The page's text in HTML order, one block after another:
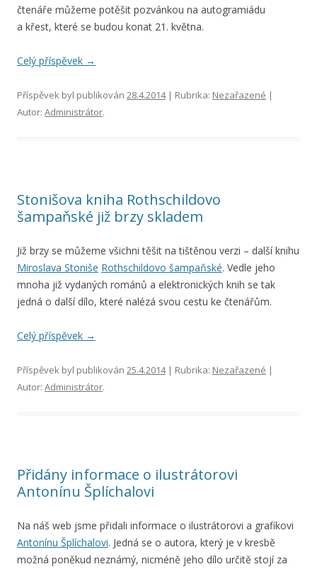
čtenáře můžeme potěšit pozvánkou na autogramiádu
a křest, které se budou konat 21. května.
Celý příspěvek →
Příspěvek byl publikován 28.4.2014| Rubrika: Nezařazené |
Autor: Administrátor.
Stonišova kniha Rothschildovo
šampaňské již brzy skladem
Již brzy se můžeme všichni těšit na tištěnou verzi – další knihu
Miroslava Stoniše Rothschildovo šampaňské. Vedle jeho
mnoha již vydaných románů a elektronických knih se tak
jedná o další dílo, které nalézá svou cestu ke čtenářům.
Celý příspěvek →
Příspěvek byl publikován 25.4.2014| Rubrika: Nezařazené |
Autor: Administrátor.
Přidány informace o ilustrátorovi
Antonínu Šplíchalovi
Na náš web jsme přidali informace o ilustrátorovi a grafikovi
Antonínu Šplíchalovi. Jedná se o autora, který je v kresbě
možná poněkud neznámý, nicméně jeho dílo určitě stojí za